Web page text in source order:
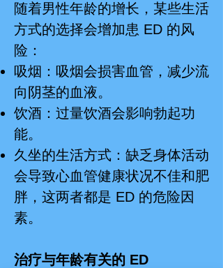
随着男性年龄的增长，某些生活
方式的选择会增加患 ED 的风
险：
吸烟：吸烟会损害血管，减少流
向阴茎的血液。
饮酒：过量饮酒会影响勃起功
能。
久坐的生活方式：缺乏身体活动
会导致心血管健康状况不佳和肥
胖，这两者都是 ED 的危险因
素。
治疗与年龄有关的 ED